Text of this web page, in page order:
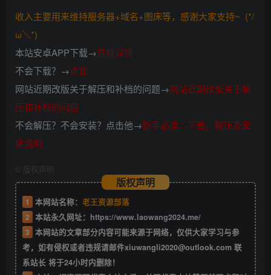
收入主要用来维持服务器+域名+图床等，感谢大家支持~ (*/
ω＼*)
本站安卓APP下载→查看详情
不会下载？→点我
网站近期改版关于解压和补档的问题→网站近期改版关于解
压和补档的问题
不会解压？不会安装？点击他→新手必读∴下载、解压及安
装说明
版权声明
版权声明
1 本网站名称： 老王资源部落
2 本站永久网址： https://www.laowang2024.me/
3 本网站的文章部分内容可能来源于网络，仅供大家学习与参
考，如有侵权或者违规请邮件xiuwangli2020@outlook.com 联
系站长 将于24小时内删除！